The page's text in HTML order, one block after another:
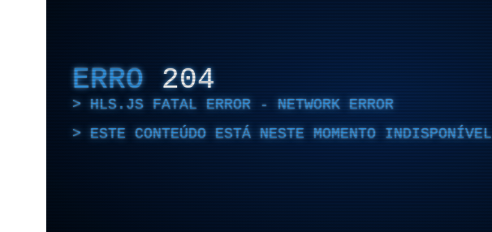
ERRO 204
HLS.JS FATAL ERROR - NETWORK ERROR
ESTE CONTEÚDO ESTÁ NESTE MOMENTO INDISPONÍVEL